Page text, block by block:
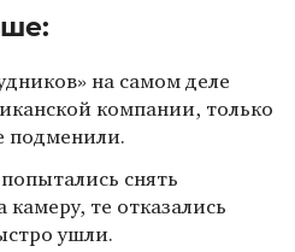
на самом деле
компании, только
подменили.
снять
камеру, те отказались
ушли.